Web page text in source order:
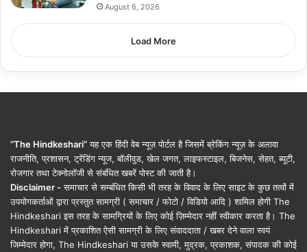
August 6, 2026
Load More
“The Hindkeshari”यह एक हिंदी वेब न्यूज़ पोर्टल है जिसमें ब्रेकिंग न्यूज़ के अलावा
राजनीति, प्रशासन, ट्रेंडिंग न्यूज, बॉलीवुड, खेल जगत, लाइफस्टाइल, बिजनेस, सेहत, ब्यूटी,
रोजगार तथा टेक्नोलॉजी से संबंधित खबरें पोस्ट की जाती है।
Disclaimer - समाचार से सम्बंधित किसी भी तरह के विवाद के लिए साइट के कुछ तत्वों में
उपयोगकर्ताओं द्वारा प्रस्तुत सामग्री ( समाचार / फोटो / विडियो आदि ) शामिल होगी The
Hindkeshari इस तरह के सामग्रियों के लिए कोई ज़िम्मेदार नहीं स्वीकार करता है। The
Hindkeshari में प्रकाशित ऐसी सामग्री के लिए संवाददाता / खबर देने वाला स्वयं
जिम्मेदार होगा, The Hindkeshari या उसके स्वामी, मुद्रक, प्रकाशक, संपादक की कोई